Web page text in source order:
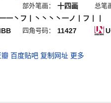
部外笔画： 十四画
总笔
一丶フ丨丶丶丶丶一ノ丨フ丨丨
四角号码： 11427
瓣 百度贴吧 复制网址 更多